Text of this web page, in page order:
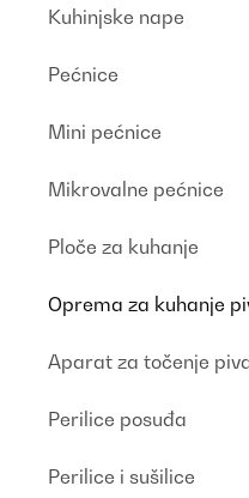
Kuhinjske nape
Pećnice
Mini pećnice
Mikrovalne pećnice
Ploče za kuhanje
Oprema za kuhanje
Aparat za točenje
Perilice posuđa
Perilice i sušilice